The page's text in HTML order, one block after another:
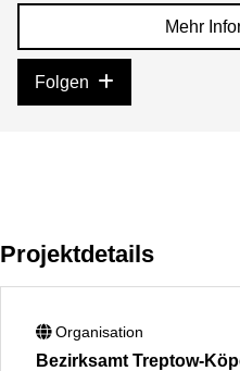
Mehr
Folgen
Projektdetails
Organisation
Bezirksamt Treptow-